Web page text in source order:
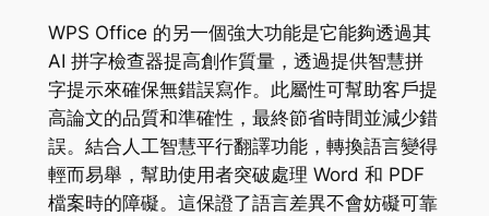
WPS Office 的另一個強大功能是它能夠透過其
AI 拼字檢查器提高創作質量，透過提供智慧拼
字提示來確保無錯誤寫作。此屬性可幫助客戶提
高論文的品質和準確性，最終節省時間並減少錯
誤。結合人工智慧平行翻譯功能，轉換語言變得
輕而易舉，幫助使用者突破處理 Word 和 PDF
檔案時的障礙。這保證了語言差異不會妨礙可靠